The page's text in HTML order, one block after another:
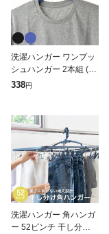
洗濯ハンガー ワンプッ
シュハンガー 2本組 ( 洗
濯用品 物干し 室内干し
338円
洗濯ハンガー 角ハンガ
ー 52ピンチ 干し分け n